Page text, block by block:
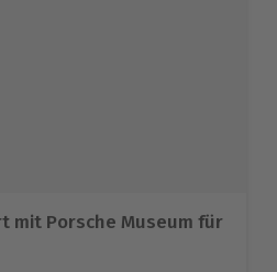
Porsche Museum für